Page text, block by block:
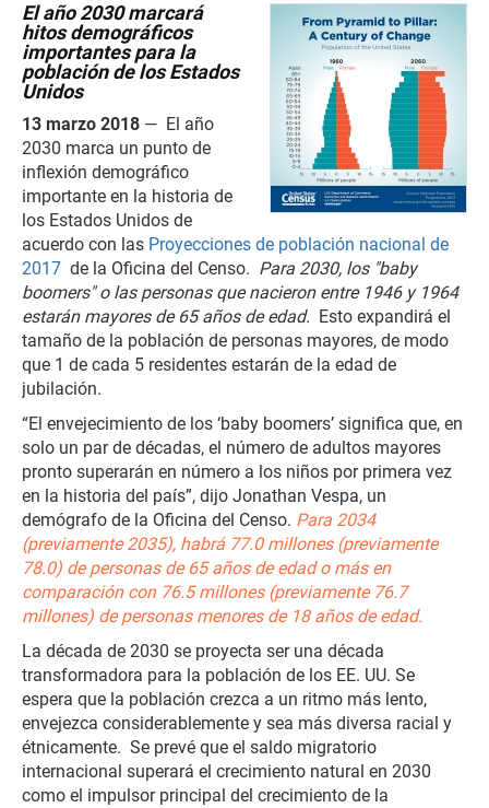
El año 2030 marcará
hitos demográficos
importantes para la
población de los Estados
Unidos
13 marzo 2018 — El año
2030 marca un punto de
inflexión demográfico
importante en la historia de
los Estados Unidos de
acuerdo con las Proyecciones de población nacional de
2017 de la Oficina del Censo. Para 2030, los "baby
boomers" o las personas que nacieron entre 1946 y 1964
estarán mayores de 65 años de edad. Esto expandirá el
tamaño de la población de personas mayores, de modo
que 1 de cada 5 residentes estarán de la edad de
jubilación.
“El envejecimiento de los ‘baby boomers’ significa que, en
solo un par de décadas, el número de adultos mayores
pronto superarán en número a los niños por primera vez
en la historia del país”, dijo Jonathan Vespa, un
demógrafo de la Oficina del Censo. Para 2034
(previamente 2035), habrá 77.0 millones (previamente
78.0) de personas de 65 años de edad o más en
comparación con 76.5 millones (previamente 76.7
millones) de personas menores de 18 años de edad.
La década de 2030 se proyecta ser una década
transformadora para la población de los EE. UU. Se
espera que la población crezca a un ritmo más lento,
envejezca considerablemente y sea más diversa racial y
étnicamente. Se prevé que el saldo migratorio
internacional superará el crecimiento natural en 2030
como el impulsor principal del crecimiento de la